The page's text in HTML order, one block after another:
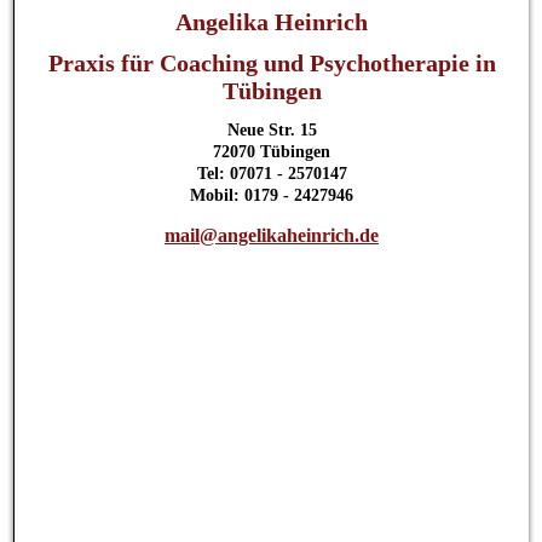
Angelika Heinrich
Praxis für Coaching und Psychotherapie in
Tübingen
Neue Str. 15
72070 Tübingen
Tel: 07071 - 2570147
Mobil: 0179 - 2427946
mail@angelikaheinrich.de